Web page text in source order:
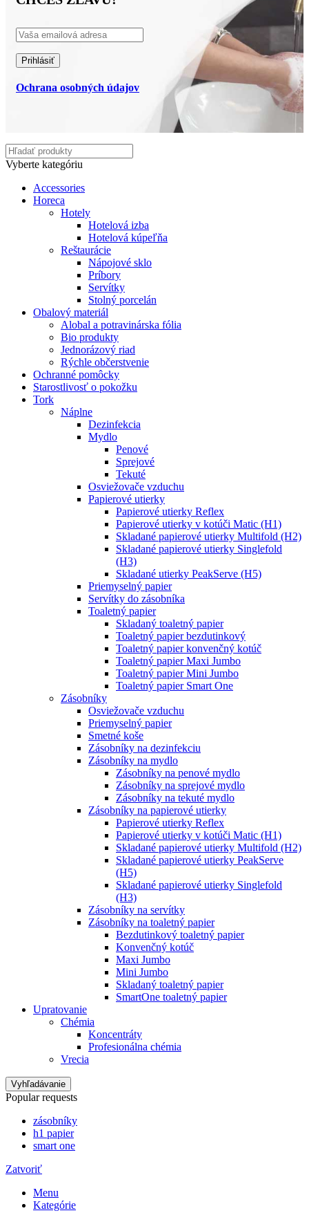
Ochrana osobných údajov
Vyberte kategóriu
Accessories
Horeca
Hotely
Hotelová izba
Hotelová kúpeľňa
Reštaurácie
Nápojové sklo
Príbory
Servítky
Stolný porcelán
Obalový materiál
Alobal a potravinárska fólia
Bio produkty
Jednorázový riad
Rýchle občerstvenie
Ochranné pomôcky
Starostlivosť o pokožku
Tork
Náplne
Dezinfekcia
Mydlo
Penové
Sprejové
Tekuté
Osviežovače vzduchu
Papierové utierky
Papierové utierky Reflex
Papierové utierky v kotúči Matic (H1)
Skladané papierové utierky Multifold (H2)
Skladané papierové utierky Singlefold
(H3)
Skladané utierky PeakServe (H5)
Priemyselný papier
Servítky do zásobníka
Toaletný papier
Skladaný toaletný papier
Toaletný papier bezdutinkový
Toaletný papier konvenčný kotúč
Toaletný papier Maxi Jumbo
Toaletný papier Mini Jumbo
Toaletný papier Smart One
Zásobníky
Osviežovače vzduchu
Priemyselný papier
Smetné koše
Zásobníky na dezinfekciu
Zásobníky na mydlo
Zásobníky na penové mydlo
Zásobníky na sprejové mydlo
Zásobníky na tekuté mydlo
Zásobníky na papierové utierky
Papierové utierky Reflex
Papierové utierky v kotúči Matic (H1)
Skladané papierové utierky Multifold (H2)
Skladané papierové utierky PeakServe
(H5)
Skladané papierové utierky Singlefold
(H3)
Zásobníky na servítky
Zásobníky na toaletný papier
Bezdutinkový toaletný papier
Konvenčný kotúč
Maxi Jumbo
Mini Jumbo
Skladaný toaletný papier
SmartOne toaletný papier
Upratovanie
Chémia
Koncentráty
Profesionálna chémia
Vrecia
Vyhľadávanie
Popular requests
zásobníky
h1 papier
smart one
Zatvoriť
Menu
Kategórie